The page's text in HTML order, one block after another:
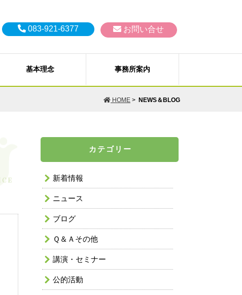
お問い合せ
083-921-6377
野中 嵩之 弁護士 浦部 真奈 弁護士
お支払いいただく料金（費用）に
基本理念 事務所案内
HOME > NEWS＆BLOG
カテゴリー
新着情報
ニュース
ブログ
Ｑ＆Ａその他
講演・セミナー
公的活動